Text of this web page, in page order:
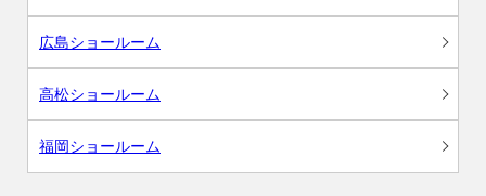
広島ショールーム
高松ショールーム
福岡ショールーム